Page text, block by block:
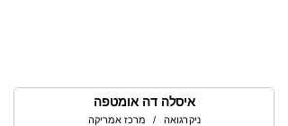
איסלה דה אומטפה
ניקרגואה / מרכז אמריקה